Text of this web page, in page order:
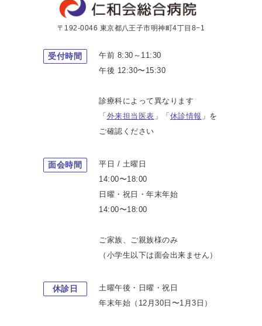
〒192-0046 東京都八王子市明神町4丁目8−1
受付時間
午前 8:30～11:30
午後 12:30〜15:30
診療科によって異なります
「 外来担当医表 」「 休診情報 」を
ご確認ください
面会時間
平日 / 土曜日
14:00〜18:00
日曜・祝日・年末年始
14:00〜18:00
ご家族、ご親族様のみ
（小学生以下は面会出来ません）
休診日
土曜午後・日曜・祝日
年末年始（12月30日〜1月3日）